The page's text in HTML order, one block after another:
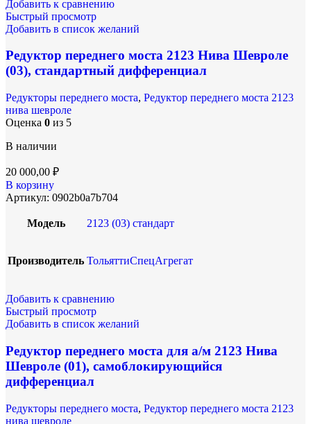
Добавить к сравнению
Быстрый просмотр
Добавить в список желаний
Редуктор переднего моста 2123 Нива Шевроле
(03), стандартный дифференциал
Редукторы переднего моста, Редуктор переднего моста 2123
нива шевроле
Оценка 0 из 5
В наличии
20 000,00 ₽
В корзину
Артикул: 0902b0a7b704
Модель 2123 (03) стандарт
Производитель ТольяттиСпецАгрегат
Добавить к сравнению
Быстрый просмотр
Добавить в список желаний
Редуктор переднего моста для а/м 2123 Нива
Шевроле (01), самоблокирующийся
дифференциал
Редукторы переднего моста, Редуктор переднего моста 2123
нива шевроле